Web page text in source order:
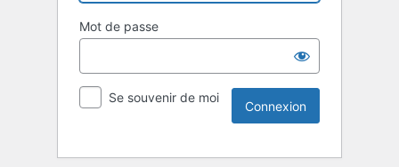
Mot de passe
Se souvenir de moi